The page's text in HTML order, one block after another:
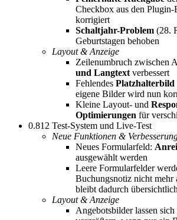
Checkbox aus den Plugin-
korrigiert
Schaltjahr-Problem (28.
Geburtstagen behoben
Layout & Anzeige
Zeilenumbruch zwischen
und Langtext verbessert
Fehlendes Platzhalterbild
eigene Bilder wird nun
Kleine Layout- und
Optimierungen für
0.812 Test-System und Live-Test
Neue Funktionen &
Neues Formularfeld:
ausgewählt werden
Leere Formularfelder
Buchungsnotiz nicht mehr
bleibt dadurch
Layout & Anzeige
Angebotsbilder lassen